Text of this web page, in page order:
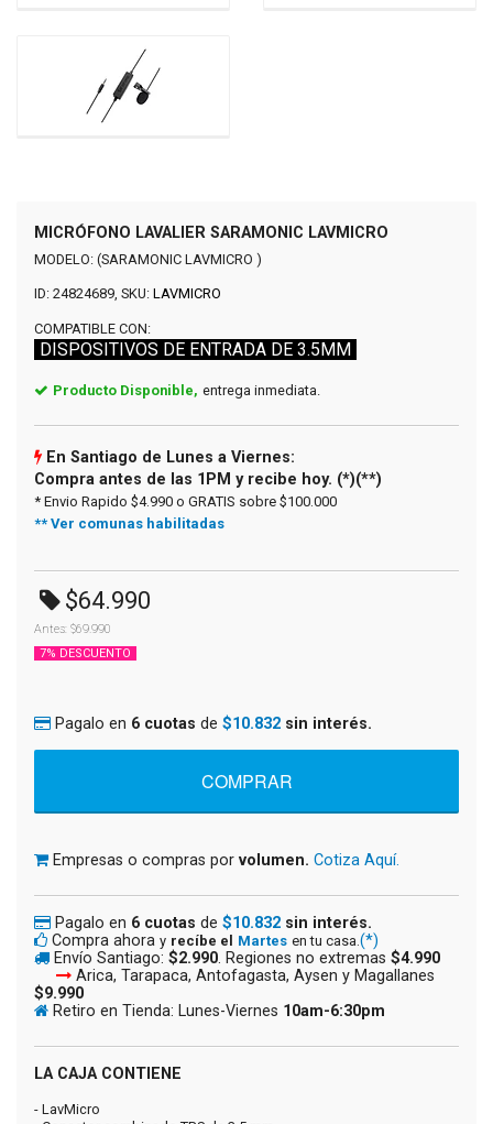
MICRÓFONO LAVALIER SARAMONIC LAVMICRO
MODELO: (SARAMONIC LAVMICRO )
ID: 24824689, SKU: LAVMICRO
COMPATIBLE CON:
DISPOSITIVOS DE ENTRADA DE 3.5MM
Producto Disponible, entrega inmediata.
En Santiago de Lunes a Viernes:
Compra antes de las 1PM y recibe hoy. (*)(**)
* Envio Rapido $4.990 o GRATIS sobre $100.000
** Ver comunas habilitadas
$64.990
Antes: $69.990
7% DESCUENTO
Pagalo en 6 cuotas de $10.832 sin interés.
Empresas o compras por volumen. Cotiza Aquí.
Pagalo en 6 cuotas de $10.832 sin interés.
Compra ahora y recíbe el Martes en tu casa. (*)
Envío Santiago: $2.990. Regiones no extremas $4.990
Arica, Tarapaca, Antofagasta, Aysen y Magallanes
$9.990
Retiro en Tienda: Lunes-Viernes 10am-6:30pm
LA CAJA CONTIENE
- LavMicro